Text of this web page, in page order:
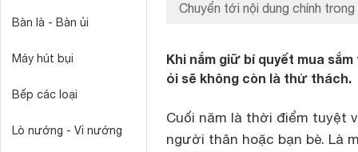
Bàn là - Bàn ủi
Máy hút bụi
Bếp các loại
Lò nướng - Vỉ nướng
Chuyển tới nội dung chính
Khi nắm giữ bí quyết mua
ỏi sẽ không còn là thử thách.
Cuối năm là thời điểm tuyệt
người thân hoặc bạn bè. Là